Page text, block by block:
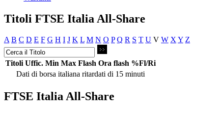
Titoli FTSE Italia All-Share
A B C D E F G H I J K L M N O P Q R S T U V W X Y Z
Titoli Uffic. Min Max Flash Ora flash %Fl/Ri
Dati di borsa italiana ritardati di 15 minuti
FTSE Italia All-Share